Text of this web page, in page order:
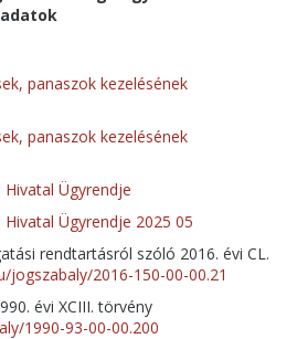
panaszok kezelésének
panaszok kezelésének
Ügyrendje
Ügyrendje 2025 05
rendtartásról szóló 2016. évi CL.
jogszabaly/2016-150-00-00.21
évi XCIII. törvény
1990-93-00-00.200